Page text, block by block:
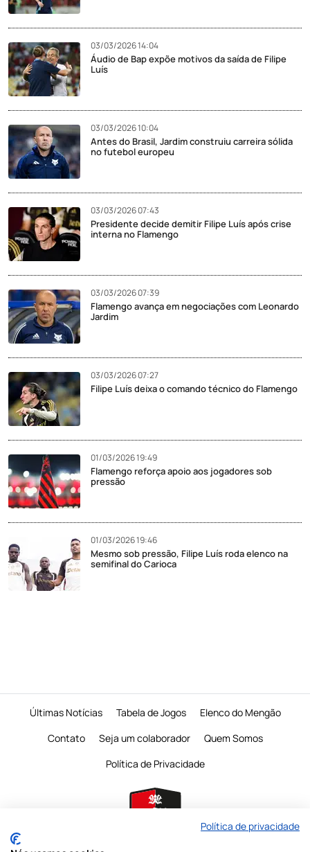
03/03/2026 14:04
Áudio de Bap expõe motivos da saída de Filipe
Luís
03/03/2026 10:04
Antes do Brasil, Jardim construiu carreira sólida
no futebol europeu
03/03/2026 07:43
Presidente decide demitir Filipe Luís após crise
interna no Flamengo
03/03/2026 07:39
Flamengo avança em negociações com Leonardo
Jardim
03/03/2026 07:27
Filipe Luís deixa o comando técnico do Flamengo
01/03/2026 19:49
Flamengo reforça apoio aos jogadores sob
pressão
01/03/2026 19:46
Mesmo sob pressão, Filipe Luís roda elenco na
semifinal do Carioca
Últimas Notícias Tabela de Jogos
Elenco do Mengão
Contato
Seja um colaborador
Quem Somos
Política de Privacidade
Política de privacidade